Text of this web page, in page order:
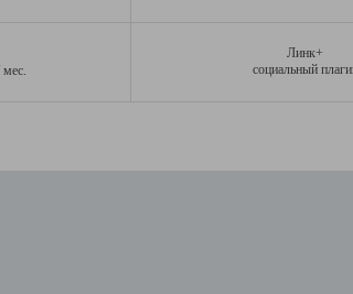
мес.
Линк+
социальный